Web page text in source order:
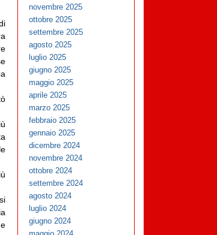
novembre 2025
ottobre 2025
settembre 2025
agosto 2025
luglio 2025
giugno 2025
maggio 2025
aprile 2025
marzo 2025
febbraio 2025
gennaio 2025
dicembre 2024
novembre 2024
ottobre 2024
settembre 2024
agosto 2024
luglio 2024
giugno 2024